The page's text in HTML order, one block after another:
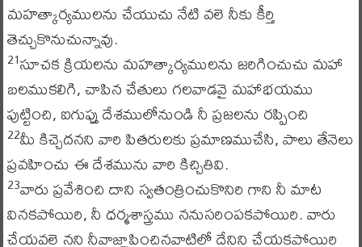
మహత్కార్యములను చేయుచు నేటి వలె నీకు కీర్తి
తెచ్చుకొనుచున్నావు.
21సూచక క్రియలను మహత్కార్యములను జరిగించుచు మహా
బలముకలిగి, చాపిన చేతులు గలవాడవై మహాభయము
పుట్టించి, ఐగుప్తు దేశములోనుండి నీ ప్రజలను రప్పించి
22మీ కిచ్చెదనని వారి పితరులకు ప్రమాణముచేసి, పాలు తేనెలు
ప్రవహించు ఈ దేశమును వారి కిచ్చితివి.
23వారు ప్రవేశించి దాని స్వతంత్రించుకొనిరి గాని నీ మాట
వినకపోయిరి, నీ ధర్మశాస్త్రము ననుసరింపకపోయిరి. వారు
చేయవలె నని నీవాజ్ఞాపించినవాటిలో దేనిని చేయకపోయిరి